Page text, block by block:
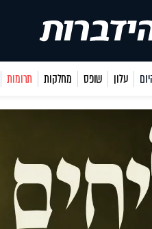
עלון שופס מחלקות תרומות